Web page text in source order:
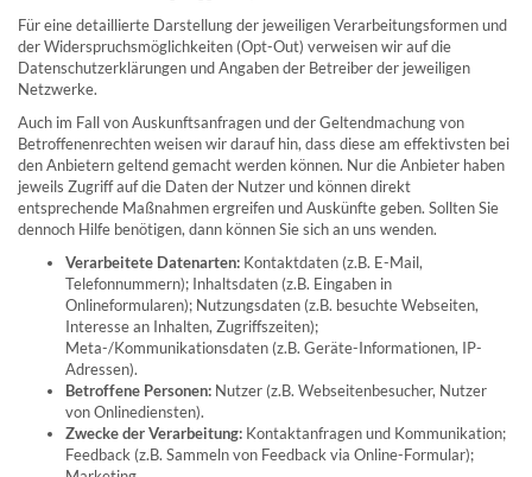
Für eine detaillierte Darstellung der jeweiligen Verarbeitungsformen und
der Widerspruchsmöglichkeiten (Opt-Out) verweisen wir auf die
Datenschutzerklärungen und Angaben der Betreiber der jeweiligen
Netzwerke.
Auch im Fall von Auskunftsanfragen und der Geltendmachung von
Betroffenenrechten weisen wir darauf hin, dass diese am effektivsten bei
den Anbietern geltend gemacht werden können. Nur die Anbieter haben
jeweils Zugriff auf die Daten der Nutzer und können direkt
entsprechende Maßnahmen ergreifen und Auskünfte geben. Sollten Sie
dennoch Hilfe benötigen, dann können Sie sich an uns wenden.
Verarbeitete Datenarten: Kontaktdaten (z.B. E-Mail,
Telefonnummern); Inhaltsdaten (z.B. Eingaben in
Onlineformularen); Nutzungsdaten (z.B. besuchte Webseiten,
Interesse an Inhalten, Zugriffszeiten);
Meta-/Kommunikationsdaten (z.B. Geräte-Informationen, IP-
Adressen).
Betroffene Personen: Nutzer (z.B. Webseitenbesucher, Nutzer
von Onlinediensten).
Zwecke der Verarbeitung: Kontaktanfragen und Kommunikation;
Feedback (z.B. Sammeln von Feedback via Online-Formular);